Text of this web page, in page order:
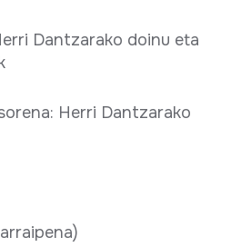
Dantzarako doinu eta
Herri Dantzarako